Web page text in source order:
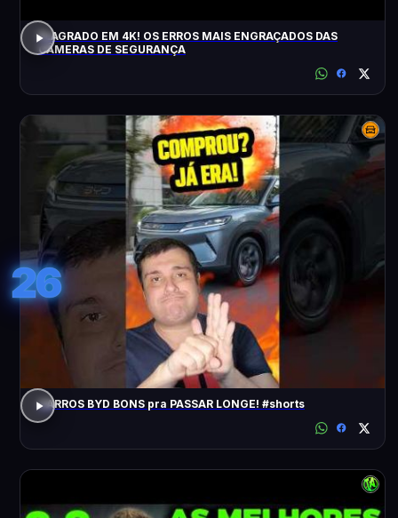
FLAGRADO EM 4K! OS ERROS MAIS ENGRAÇADOS DAS
CÂMERAS DE SEGURANÇA
26
CARROS BYD BONS pra PASSAR LONGE! #shorts